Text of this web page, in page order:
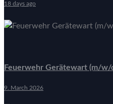
18 days ago
Feuerwehr Gerätewart (m/w/
9. March 2026